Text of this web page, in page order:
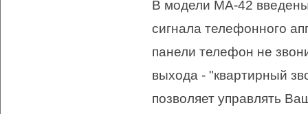
В модели МА-42
сигнала телефонного
панели телефон не
выхода - "квартирный
позволяет управлять